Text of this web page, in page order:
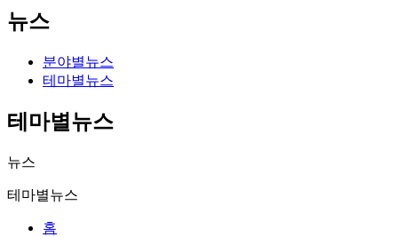
뉴스
분야별뉴스
테마별뉴스
테마별뉴스
뉴스
테마별뉴스
홈